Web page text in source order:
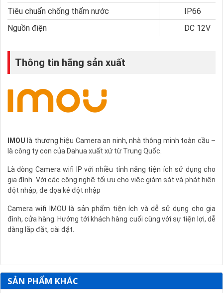
Tiêu chuẩn chống thấm nước
IP66
Nguồn điện
DC 12V
Thông tin hãng sản xuất
IMOU là thương hiệu Camera an ninh, nhà thông minh toàn cầu –
là công ty con của Dahua xuất xứ từ Trung Quốc.
Là dòng Camera wifi IP với nhiều tính năng tiện ích sử dụng cho
gia đình. Với các công nghệ tối ưu cho việc giám sát và phát hiện
đột nhập, đe dọa kẻ đột nhập
Camera wifi IMOU là sản phẩm tiện ích và dễ sử dụng cho gia
đình, cửa hàng. Hướng tới khách hàng cuối cùng với sự tiện lợi, dễ
dàng lắp đặt, cài đặt.
SẢN PHẨM KHÁC